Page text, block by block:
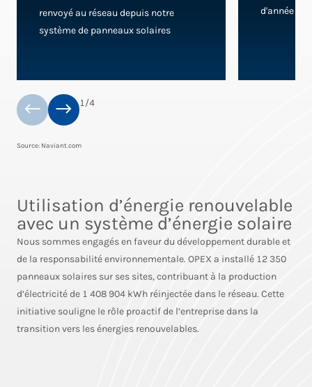
renvoyé au réseau depuis notre
système de panneaux solaires
d'année en
1/4
Source: Naviant.com
Utilisation d’énergie renouvelable
avec un système d’énergie solaire
Nous sommes engagés en faveur du développement durable et
de la responsabilité environnementale. OPEX a installé 12 350
panneaux solaires sur ses sites, contribuant à la production
d’électricité de 1 408 904 kWh réinjectée dans le réseau. Cette
initiative souligne le rôle proactif de l’entreprise dans la
transition vers les énergies renouvelables.